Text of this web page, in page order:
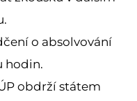
o absolvování
hodin.
obdrží státem